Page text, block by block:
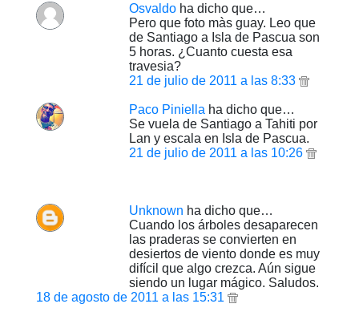
Osvaldo ha dicho que…
Pero que foto màs guay. Leo que
de Santiago a Isla de Pascua son
5 horas. ¿Cuanto cuesta esa
travesia?
21 de julio de 2011 a las 8:33
Paco Piniella ha dicho que…
Se vuela de Santiago a Tahiti por
Lan y escala en Isla de Pascua.
21 de julio de 2011 a las 10:26
Unknown ha dicho que…
Cuando los árboles desaparecen
las praderas se convierten en
desiertos de viento donde es muy
difícil que algo crezca. Aún sigue
siendo un lugar mágico. Saludos.
18 de agosto de 2011 a las 15:31